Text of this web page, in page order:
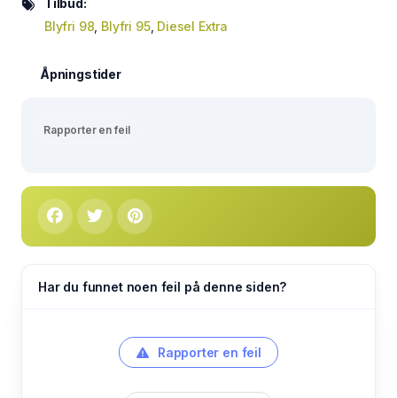
Blyfri 98 Blyfri 95, Diesel Extra
Åpningstider
Rapporter en feil
Har du funnet noen feil på denne siden?
Rapporter en feil